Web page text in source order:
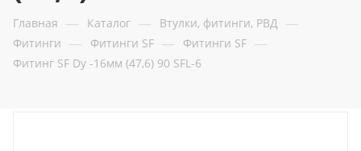
Главная — Каталог — Втулки, фитинги, РВД —
Фитинги — Фитинги SF — Фитинги SF —
Фитинг SF Dу -16мм (47,6) 90 SFL-6